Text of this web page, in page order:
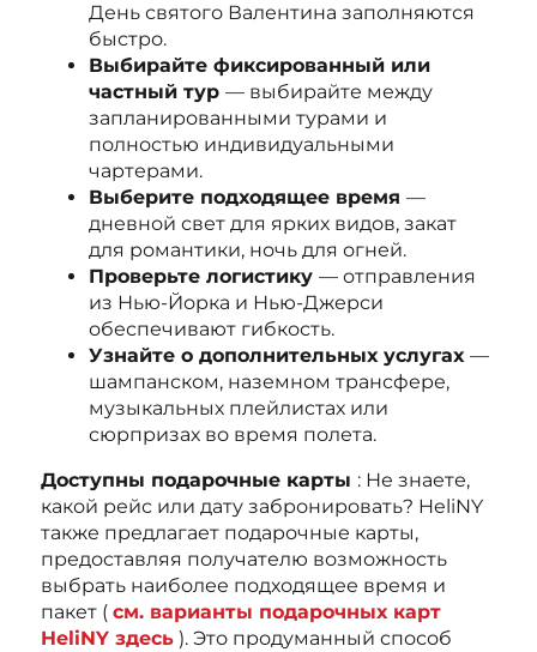
День святого Валентина заполняются
быстро.
Выбирайте фиксированный или
частный тур — выбирайте между
запланированными турами и
полностью индивидуальными
чартерами.
Выберите подходящее время —
дневной свет для ярких видов, закат
для романтики, ночь для огней.
Проверьте логистику — отправления
из Нью-Йорка и Нью-Джерси
обеспечивают гибкость.
Узнайте о дополнительных услугах —
шампанском, наземном трансфере,
музыкальных плейлистах или
сюрпризах во время полета.
Доступны подарочные карты : Не знаете,
какой рейс или дату забронировать? HeliNY
также предлагает подарочные карты,
предоставляя получателю возможность
выбрать наиболее подходящее время и
пакет ( см. варианты подарочных карт
HeliNY здесь ). Это продуманный способ